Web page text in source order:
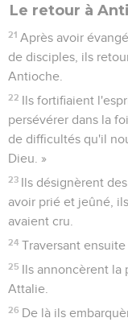
Le retour à
21 Après avoir
de disciples, ils
Antioche.
22 Ils fortifiaient
persévérer dans la
de difficultés qu'il
Dieu. »
23 Ils désignèrent
avoir prié et jeûné,
avaient cru.
24 Traversant
25 Ils annoncèrent la
Attalie.
26 De là ils